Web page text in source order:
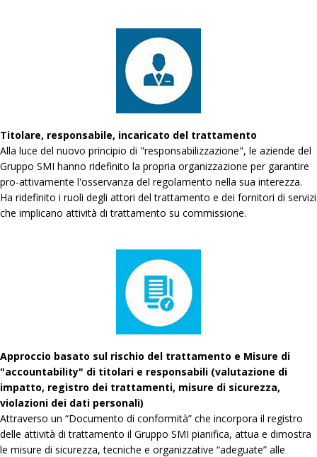
Titolare, responsabile, incaricato del trattamento
Alla luce del nuovo principio di "responsabilizzazione", le aziende del
Gruppo SMI hanno ridefinito la propria organizzazione per garantire
pro-attivamente l'osservanza del regolamento nella sua interezza.
Ha ridefinito i ruoli degli attori del trattamento e dei fornitori di servizi
che implicano attività di trattamento su commissione.
Approccio basato sul rischio del trattamento e Misure di
"accountability" di titolari e responsabili (valutazione di
impatto, registro dei trattamenti, misure di sicurezza,
violazioni dei dati personali)
Attraverso un “Documento di conformità” che incorpora il registro
delle attività di trattamento il Gruppo SMI pianifica, attua e dimostra
le misure di sicurezza, tecniche e organizzative “adeguate” alle